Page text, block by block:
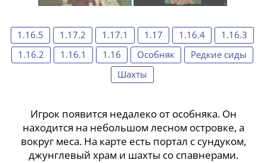
1.16.5 1.17.2 1.17.1 1.17 1.16.4
1.16.3
1.16.2
1.16.1 1.16 Особняк
Редкие сиды
Шахты
Игрок появится недалеко от особняка. Он
находится на небольшом лесном островке, а
вокруг меса. На карте есть портал с сундуком,
джунглевый храм и шахты со спавнерами.